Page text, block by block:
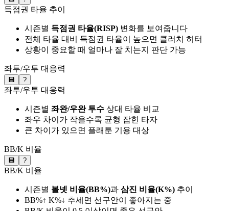
득점권 타율 추이
시즌별 득점권 타율(RISP) 변화를 보여줍니다
전체 타율 대비 득점권 타율이 높으면 클러치 히터
상황이 중요할 때 얼마나 잘 치는지 판단 가능
좌투/우투 대응력
💾 ?
좌투/우투 대응력
시즌별 좌완/우완 투수 상대 타율 비교
좌우 차이가 작을수록 균형 잡힌 타자
큰 차이가 있으면 플래툰 기용 대상
BB/K 비율
💾 ?
BB/K 비율
시즌별 볼넷 비율(BB%)과 삼진 비율(K%) 추이
BB%↑ K%↓ 추세면 선구안이 좋아지는 중